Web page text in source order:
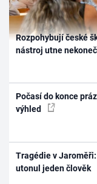
Rozpohybují české
nástroj utne
Počasí do konce
výhled
Tragédie v
utonul jeden člověk